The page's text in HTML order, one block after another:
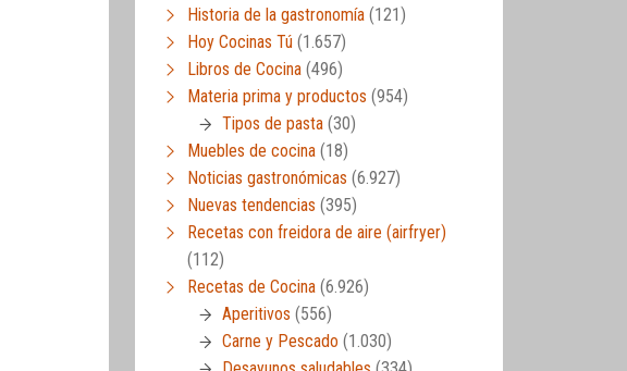
Historia de la gastronomía (121)
Hoy Cocinas Tú (1.657)
Libros de Cocina (496)
Materia prima y productos (954)
Tipos de pasta (30)
Muebles de cocina (18)
Noticias gastronómicas (6.927)
Nuevas tendencias (395)
Recetas con freidora de aire (airfryer)
(112)
Recetas de Cocina (6.926)
Aperitivos (556)
Carne y Pescado (1.030)